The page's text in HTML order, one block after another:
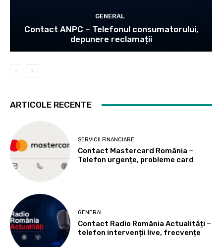
GENERAL
Contact ANPC – Telefonul consumatorului,
depunere reclamații
ARTICOLE RECENTE
SERVICII FINANCIARE
Contact Mastercard România –
Telefon urgențe, probleme card
GENERAL
Contact Radio România Actualități –
telefon intervenții live, frecvențe